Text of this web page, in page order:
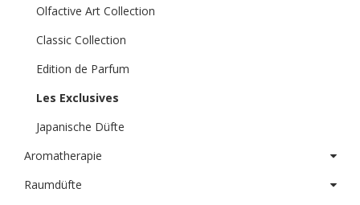
Olfactive Art Collection
Classic Collection
Edition de Parfum
Les Exclusives
Japanische Düfte
Aromatherapie
Raumdüfte